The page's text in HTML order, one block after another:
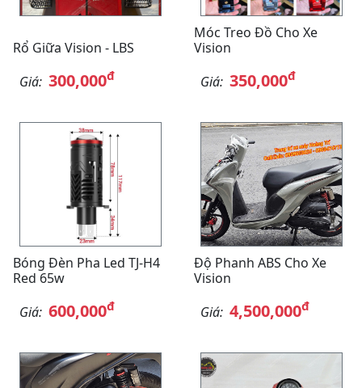
Rổ Giữa Vision - LBS
Giá: 300,000đ
Móc Treo Đồ Cho Xe
Vision
Giá: 350,000đ
Bóng Đèn Pha Led TJ-H4
Red 65w
Giá: 600,000đ
Độ Phanh ABS Cho Xe
Vision
Giá: 4,500,000đ